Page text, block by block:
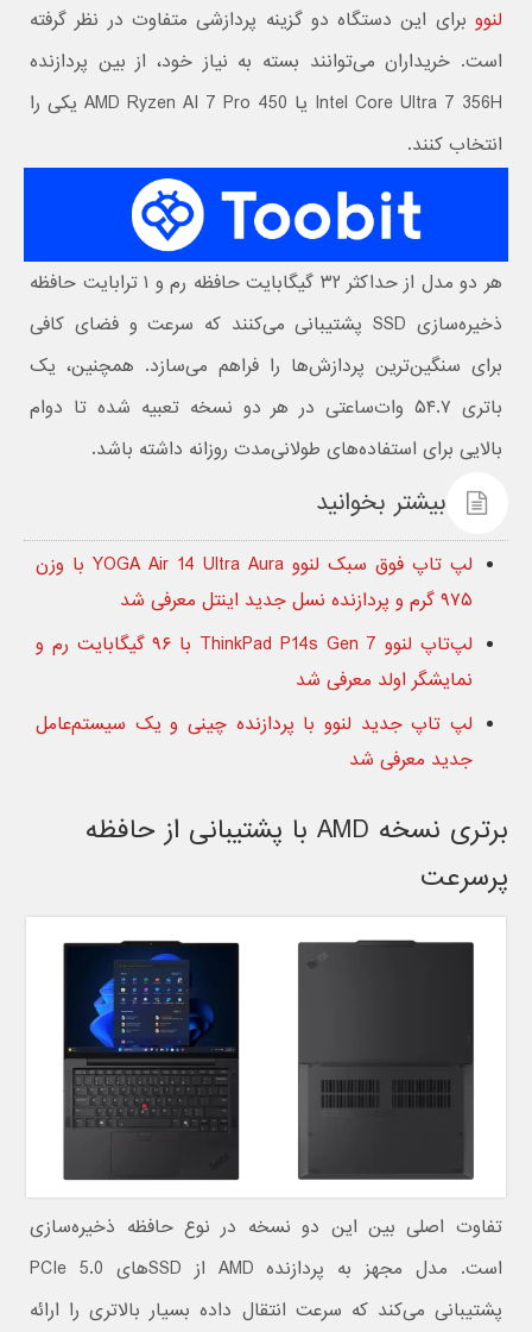
لنوو برای این دستگاه دو گزینه پردازشی متفاوت در نظر گرفته
است. خریداران می‌توانند بسته به نیاز خود، از بین پردازنده
Intel Core Ultra 7 356H یا AMD Ryzen AI 7 Pro 450 یکی را
انتخاب کنند.
هر دو مدل از حداکثر ۳۲ گیگابایت حافظه رم و ۱ ترابایت حافظه
ذخیره‌سازی SSD پشتیبانی می‌کنند که سرعت و فضای کافی
برای سنگین‌ترین پردازش‌ها را فراهم می‌سازد. همچنین، یک
باتری ۵۴.۷ وات‌ساعتی در هر دو نسخه تعبیه شده تا دوام
بالایی برای استفاده‌های طولانی‌مدت روزانه داشته باشد.
بیشتر بخوانید
لپ تاپ فوق سبک لنوو YOGA Air 14 Ultra Aura با وزن
۹۷۵ گرم و پردازنده نسل جدید اینتل معرفی شد
لپ‌تاپ لنوو ThinkPad P14s Gen 7 با ۹۶ گیگابایت رم و
نمایشگر اولد معرفی شد
لپ تاپ جدید لنوو با پردازنده چینی و یک سیستم‌عامل
جدید معرفی شد
برتری نسخه AMD با پشتیبانی از حافظه
پرسرعت
تفاوت اصلی بین این دو نسخه در نوع حافظه ذخیره‌سازی
است. مدل مجهز به پردازنده AMD از SSDهای PCIe 5.0
پشتیبانی می‌کند که سرعت انتقال داده بسیار بالاتری را ارائه